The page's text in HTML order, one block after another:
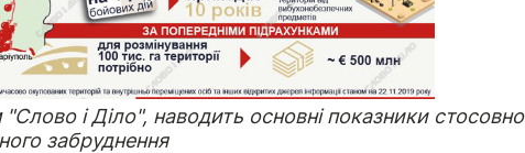
і Діло", наводить основні показники стосовно
забруднення